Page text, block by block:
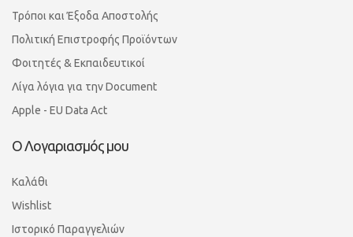
Τρόποι και Έξοδα Αποστολής
Πολιτική Επιστροφής Προϊόντων
Φοιτητές & Εκπαιδευτικοί
Λίγα λόγια για την Document
Apple - EU Data Act
Ο Λογαριασμός μου
Καλάθι
Wishlist
Ιστορικό Παραγγελιών